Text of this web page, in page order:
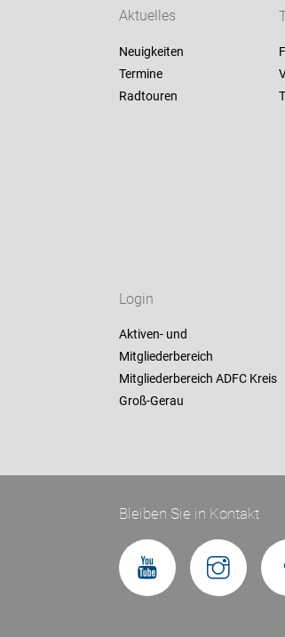
Aktuelles
Neuigkeiten
Termine
Radtouren
Login
Aktiven- und
Mitgliederbereich
Mitgliederbereich ADFC Kreis
Groß-Gerau
Bleiben Sie in Kontakt